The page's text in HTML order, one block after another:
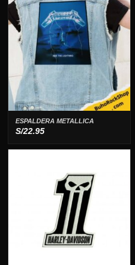
ESPALDERA METALLICA
S/22.95